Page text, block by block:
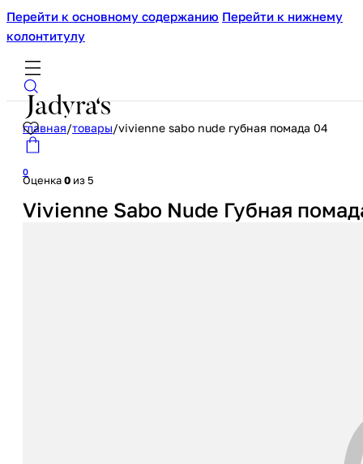
Перейти к основному содержанию Перейти к нижнему
колонтитулу
0
главная/товары/vivienne sabo nude губная помада 04
Оценка0 из 5
Vivienne Sabo Nude Губная